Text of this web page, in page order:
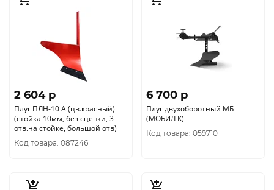
2 604 p
Плуг ПЛН-10 А (цв.красный)
(стойка 10мм, без сцепки, 3
отв.на стойке, большой отв)
Код товара: 087246
6 700 p
Плуг двухоборотный МБ
(МОБИЛ К)
Код товара: 059710